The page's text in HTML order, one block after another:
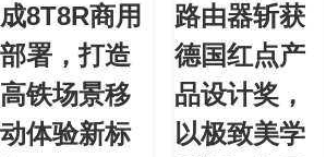
成8T8R商用
部署，打造
高铁场景移
动体验新标
路由器斩获
德国红点产
品设计奖，
以极致美学